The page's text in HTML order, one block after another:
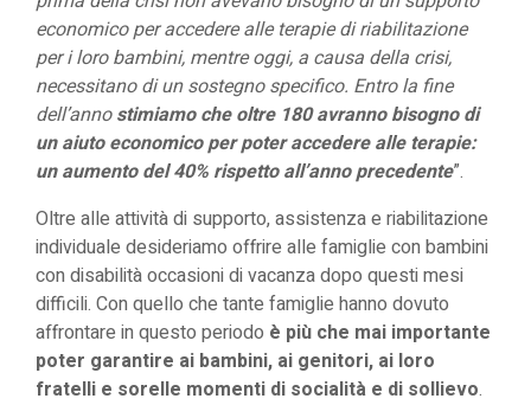
economico per accedere alle terapie di riabilitazione
per i loro bambini, mentre oggi, a causa della crisi,
necessitano di un sostegno specifico. Entro la fine
dell’annostimiamo che oltre 180 avranno bisogno di
un aiuto economico per poter accedere alle terapie:
un aumento del 40% rispetto all’anno precedente”.
Oltre alle attività di supporto, assistenza e riabilitazione
individuale desideriamo offrire alle famiglie con bambini
con disabilitàoccasioni di vacanzadopo questi mesi
difficili. Con quello che tante famiglie hanno dovuto
affrontare in questo periodo è più che mai importante
poter garantire ai bambini, ai genitori, ai loro
fratelli e sorelle momenti di socialità e di sollievo.